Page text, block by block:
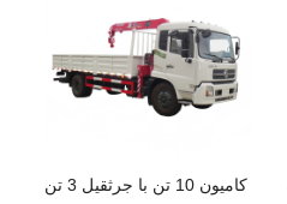
کامیون 10 تن با جرثقیل 3 تن